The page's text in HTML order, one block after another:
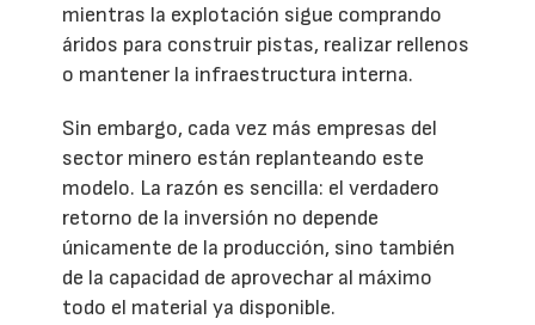
mientras la explotación sigue comprando
áridos para construir pistas, realizar rellenos
o mantener la infraestructura interna.
Sin embargo, cada vez más empresas del
sector minero están replanteando este
modelo. La razón es sencilla: el verdadero
retorno de la inversión no depende
únicamente de la producción, sino también
de la capacidad de aprovechar al máximo
todo el material ya disponible.